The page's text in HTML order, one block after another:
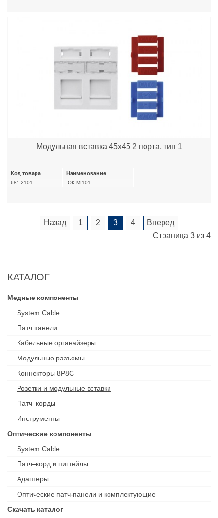
Модульная вставка 45х45 2 порта, тип 1
Код товара Наименование
681-2101 OK-MI101
Назад 1 2 3 4
Вперед
Страница 3 из 4
КАТАЛОГ
Медные компоненты
System Cable
Патч панели
Кабельные органайзеры
Модульные разъемы
Коннекторы 8P8C
Розетки и модульные вставки
Патч–корды
Инструменты
Оптические компоненты
System Cable
Патч–корд и пигтейлы
Адаптеры
Оптические патч-панели и комплектующие
Скачать каталог